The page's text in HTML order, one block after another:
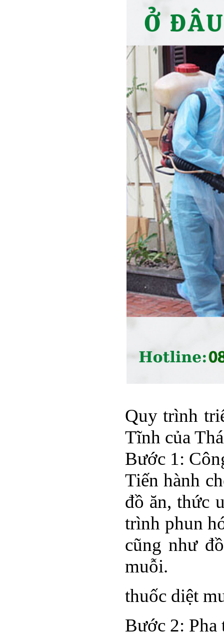
Quy trình
Tĩnh của
Bước 1:
Tiến hành
đồ ăn, thức
trình phun
cũng như
muỗi.
thuốc diệt
Bước 2: